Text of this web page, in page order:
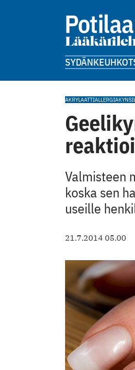
SYDÄNKEUHKOT
AKRYLAATTIALLERGIA
Valmisteen
koska sen
useille
21.7.2014 05.00